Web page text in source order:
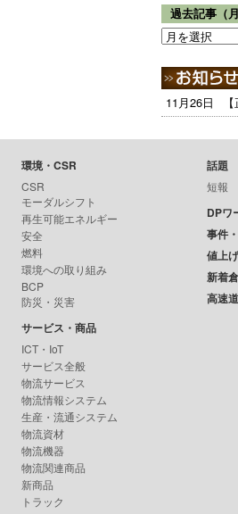
過去記事（月
11月26日
環境・CSR
CSR
モーダルシフト
再生可能エネルギー
安全
燃料
環境への取り組み
BCP
防災・災害
サービス・商品
ICT・IoT
サービス全般
物流サービス
物流情報システム
生産・流通システム
物流資材
物流機器
物流関連商品
新商品
トラック
話題
短報
DPワ
事件
値上げ
新着
高速